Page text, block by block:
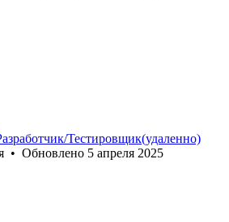
Тестировщик(удаленно)
• Обновлено 5 апреля 2025